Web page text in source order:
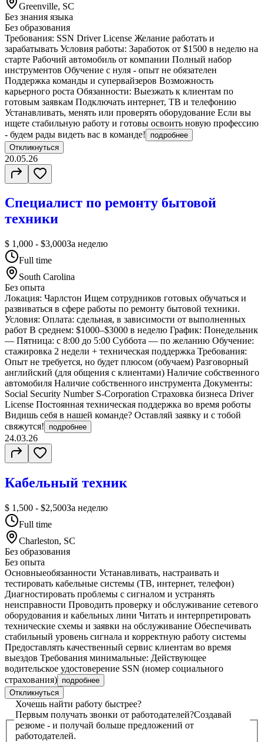
Greenville, SC
Без знания языка
Без образования
Требования: SSN Driver License Желание работать и
зарабатывать Условия работы: Заработок от $1500 в неделю на
старте Рабочий автомобиль от компании Полный набор
инструментов Обучение с нуля - опыт не обязателен
Поддержка команды и супервайзеров Возможность
карьерного роста Обязанности: Выезжать к клиентам по
готовым заявкам Подключать интернет, ТВ и телефонию
Устанавливать, менять или проверять оборудование Если вы
ищете стабильную работу и готовы освоить новую профессию
- будем рады видеть вас в команде!
подробнее
Откликнуться
20.05.26
Специалист по ремонту бытовой
техники
$ 1,000 - $3,000За неделю
Full time
South Carolina
Без опыта
Локация: Чарлстон Ищем сотрудников готовых обучаться и
развиваться в сфере работы по ремонту бытовой техники.
Условия: Оплата: сдельная, в зависимости от выполненных
работ В среднем: $1000–$3000 в неделю График: Понедельник
— Пятница: с 8:00 до 5:00 Суббота — по желанию Обучение:
стажировка 2 недели + техническая поддержка Требования:
Опыт не требуется, но будет плюсом (обучаем) Разговорный
английский (для общения с клиентами) Наличие собственного
автомобиля Наличие собственного инструмента Документы:
Social Security Number S-Corporation Страховка бизнеса Driver
License Постоянная техническая поддержка во время роботы
Видишь себя в нашей команде? Оставляй заявку и с тобой
свяжутся!
подробнее
24.03.26
Кабельный техник
$ 1,500 - $2,500За неделю
Full time
Charleston, SC
Без образования
Без опыта
Основныеобязанности Устанавливать, настраивать и
тестировать кабельные системы (ТВ, интернет, телефон)
Диагностировать проблемы с сигналом и устранять
неисправности Проводить проверку и обслуживание сетевого
оборудования и кабельных лини Читать и интерпретировать
технические схемы и заявки на обслуживание Обеспечивать
стабильный уровень сигнала и корректную работу системы
Предоставлять качественный сервис клиентам во время
выездов Требования минимальные: Действующее
водительское удостоверение SSN (номер социального
страхования) подробнее
Откликнуться
Хочешь найти работу быстрее?
Первым получать звонки от работодателей?Создавай
резюме - и получай больше предложений от
работодателей.